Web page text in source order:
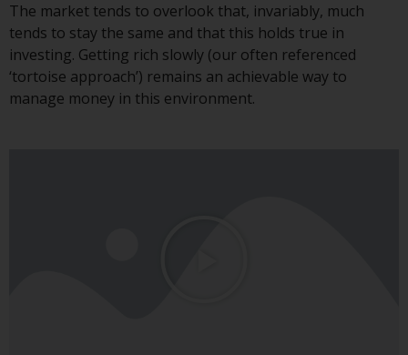
wird.
Durch den Zugriff auf diese
Website erklären Sie, dass Sie die
folgenden
The market tends to overlook that, invariably, much
tends to stay the same and that this holds true in
investing. Getting rich slowly (our often referenced
‘tortoise approach’) remains an achievable way to
manage money in this environment.